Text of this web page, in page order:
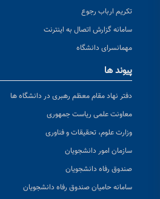
تکریم ارباب رجوع
سامانه گزارش اتصال به اینترنت
مهمانسرای دانشگاه
پیوند ها
دفتر نهاد مقام معظم رهبری در دانشگاه ها
معاونت علمی ریاست جمهوری
وزارت علوم، تحقیقات و فناوری
سازمان امور دانشجویان
صندوق رفاه دانشجویان
سامانه حامیان صندوق رفاه دانشجویان